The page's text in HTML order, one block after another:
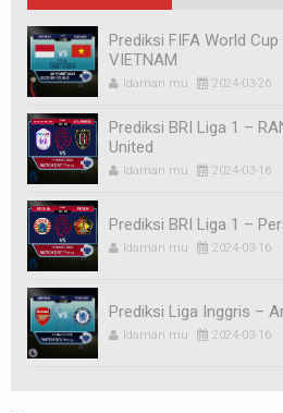
Prediksi FIFA World
VIETNAM
Idaman mu 2024-03-26
Prediksi BRI Liga 1 –
United
Idaman mu 2024-03-16
Prediksi BRI Liga 1 –
Idaman mu 2024-03-16
Prediksi Liga Inggris –
Idaman mu 2024-03-16